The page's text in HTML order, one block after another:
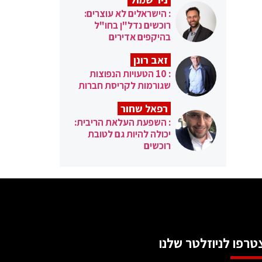
: הישראלים לא עוצרים:
רוכשים נדל"ן בחו"ל
בהיקפים אדירים
זאב רונן
: 10 הטעויות הנפוצות
שגורמות לקריסת חברות
רפאל שחור
: השפעת העלאת הריבית:
יכולה להיות גם לטובת
רוכשים
לניוזלטר שלנו